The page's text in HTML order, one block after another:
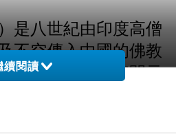
是八世紀由印度高僧
不空傳入中國的佛教
印度，在唐玄宗開元
》與《金剛頂經》為
續閱讀